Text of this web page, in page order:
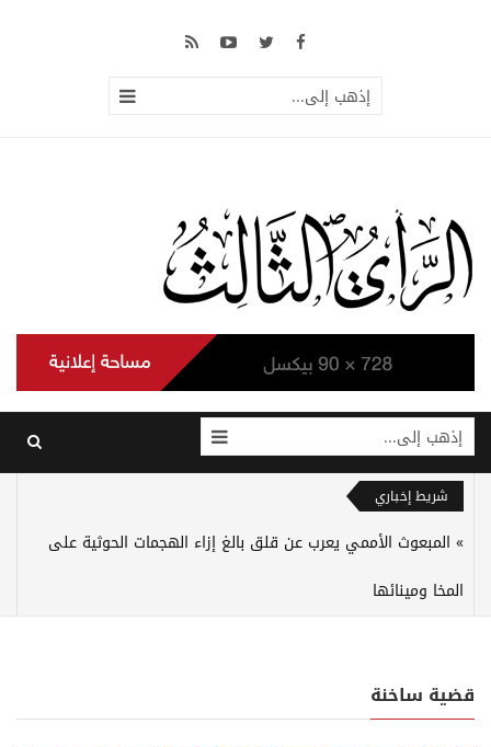
إذهب إلى...
إذهب إلى...
شريط إخباري
المبعوث الأممي يعرب عن قلق بالغ إزاء الهجمات الحوثية على
المخا ومينائها
قضية ساخنة